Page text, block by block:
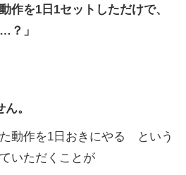
作を1日1セットしただけで、
… ？」
。
動作を1日おきにやる という
いただくことが